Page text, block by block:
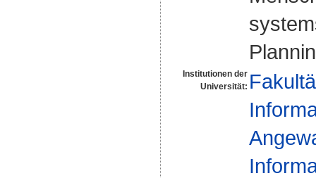
Institutionen der
Universität: